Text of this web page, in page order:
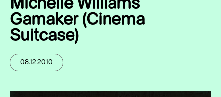
Michelle Williams
Gamaker (Cinema
Suitcase)
08.12.2010